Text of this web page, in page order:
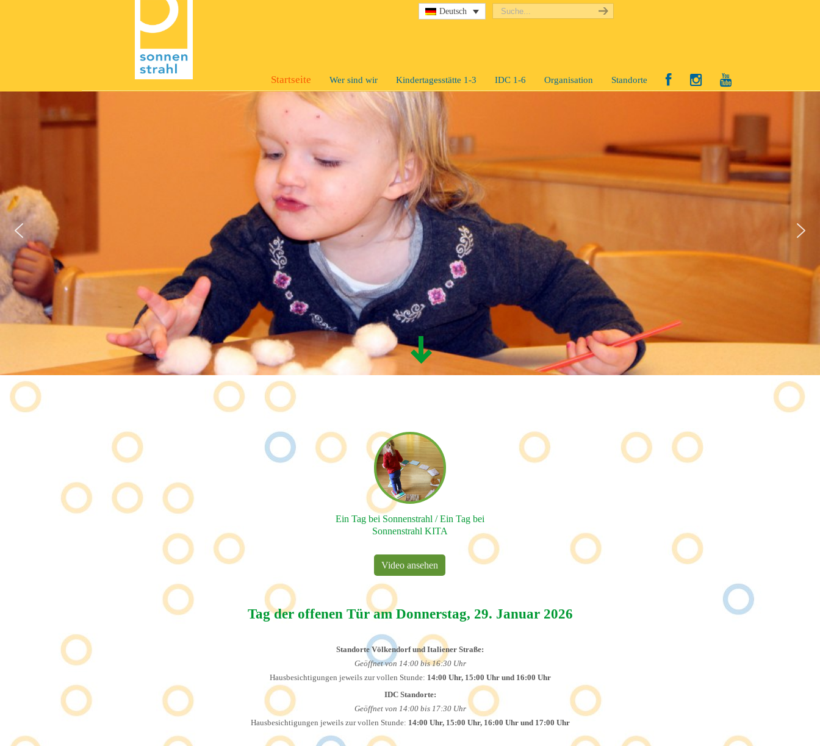
Deutsch
Startseite Wer sind wir Kindertagesstätte 1-3 IDC 1-6 Organisation Standorte
Ein Tag bei Sonnenstrahl / Ein Tag bei
Sonnenstrahl KITA
Video ansehen
Tag der offenen Tür am Donnerstag, 29. Januar 2026
Standorte Völkendorf und Italiener Straße:
Geöffnet von 14:00 bis 16:30 Uhr
Hausbesichtigungen jeweils zur vollen Stunde: 14:00 Uhr, 15:00 Uhr und 16:00 Uhr
IDC Standorte:
Geöffnet von 14:00 bis 17:30 Uhr
Hausbesichtigungen jeweils zur vollen Stunde: 14:00 Uhr, 15:00 Uhr, 16:00 Uhr und 17:00 Uhr